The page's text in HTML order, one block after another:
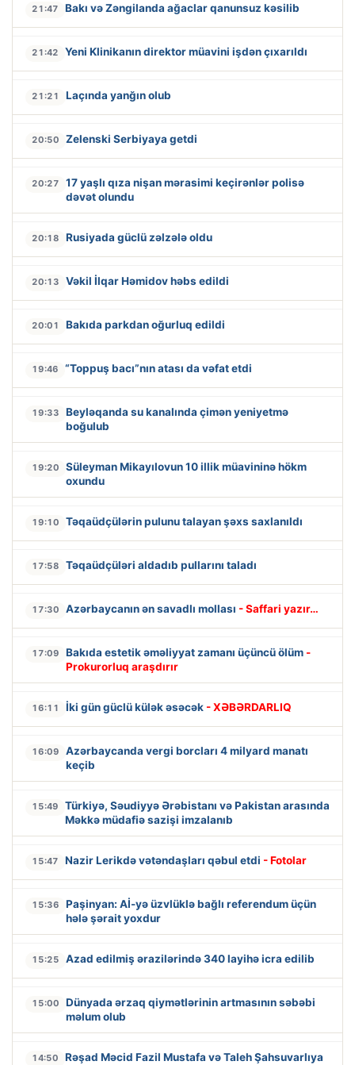
21:47 Bakı və Zəngilanda ağaclar qanunsuz kəsilib
21:42 Yeni Klinikanın direktor müavini işdən çıxarıldı
21:21 Laçında yanğın olub
20:50 Zelenski Serbiyaya getdi
20:27
17 yaşlı qıza nişan mərasimi keçirənlər polisə
dəvət olundu
20:18 Rusiyada güclü zəlzələ oldu
20:13 Vəkil İlqar Həmidov həbs edildi
20:01 Bakıda parkdan oğurluq edildi
19:46 “Toppuş bacı”nın atası da vəfat etdi
19:33
Beyləqanda su kanalında çimən yeniyetmə
boğulub
19:20
Süleyman Mikayılovun 10 illik müavininə hökm
oxundu
19:10 Təqaüdçülərin pulunu talayan şəxs saxlanıldı
17:58 Təqaüdçüləri aldadıb pullarını taladı
17:30 Azərbaycanın ən savadlı mollası - Saffari yazır…
17:09 Bakıda estetik əməliyyat zamanı üçüncü ölüm -
Prokurorluq araşdırır
16:11 İki gün güclü külək əsəcək - XƏBƏRDARLIQ
16:09
Azərbaycanda vergi borcları 4 milyard manatı
keçib
15:49
Türkiyə, Səudiyyə Ərəbistanı və Pakistan arasında
Məkkə müdafiə sazişi imzalanıb
15:47 Nazir Lerikdə vətəndaşları qəbul etdi - Fotolar
15:36
Paşinyan: Aİ-yə üzvlüklə bağlı referendum üçün
hələ şərait yoxdur
15:25 Azad edilmiş ərazilərində 340 layihə icra edilib
15:00
Dünyada ərzaq qiymətlərinin artmasının səbəbi
məlum olub
14:50
Rəşad Məcid Fazil Mustafa və Taleh Şahsuvarlıya